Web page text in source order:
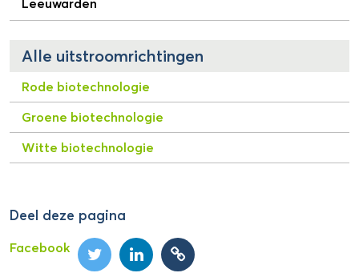
Leeuwarden
Alle uitstroomrichtingen
Rode biotechnologie
Groene biotechnologie
Witte biotechnologie
Deel deze pagina
Facebook